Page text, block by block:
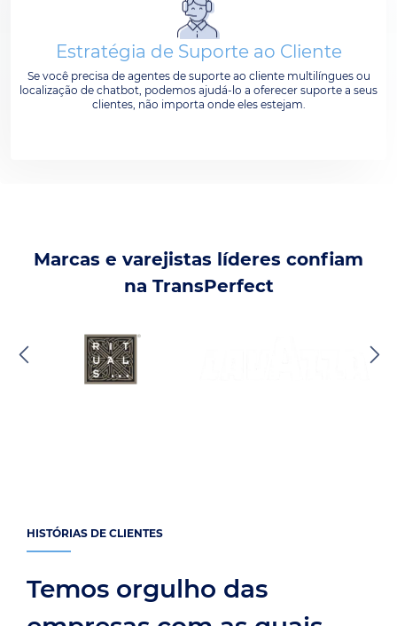
Estratégia de Suporte ao Cliente
Se você precisa de agentes de suporte ao cliente multilíngues ou
localização de chatbot, podemos ajudá-lo a oferecer suporte a seus
clientes, não importa onde eles estejam.
Marcas e varejistas líderes confiam
na TransPerfect
HISTÓRIAS DE CLIENTES
Temos orgulho das